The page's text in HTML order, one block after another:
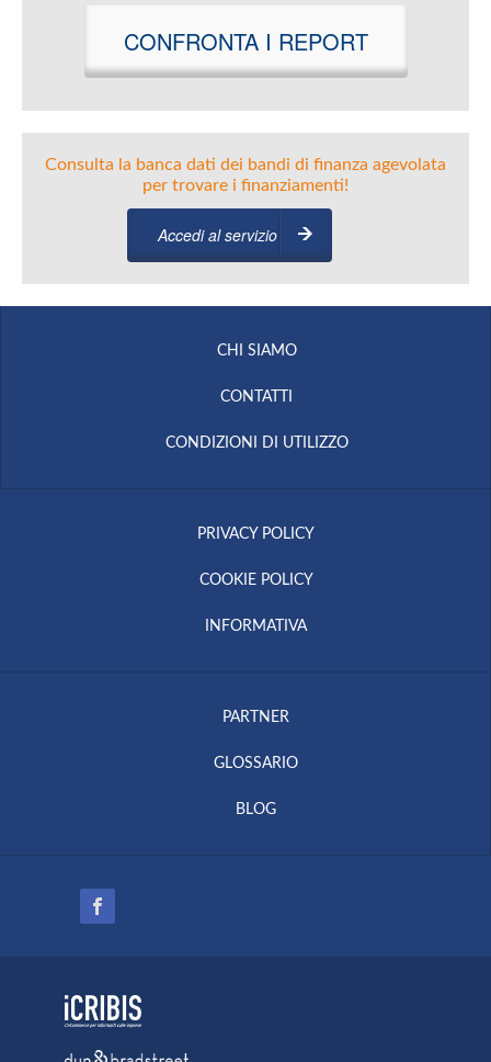
CONFRONTA I REPORT
Consulta la banca dati dei bandi di finanza agevolata
per trovare i finanziamenti!
Accedi al servizio
CHI SIAMO
CONTATTI
CONDIZIONI DI UTILIZZO
PRIVACY POLICY
COOKIE POLICY
INFORMATIVA
PARTNER
GLOSSARIO
BLOG